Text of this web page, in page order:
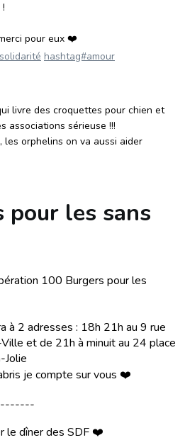
pour eux ❤️
hashtag#amour
livre des croquettes pour chien et
associations sérieuse !!!
orphelins on va aussi aider
pour les sans
100 Burgers pour les
à 2 adresses : 18h 21h au 9 rue
et de 21h à minuit au 24 place
Jolie
je compte sur vous ❤️
le dîner des SDF ❤️